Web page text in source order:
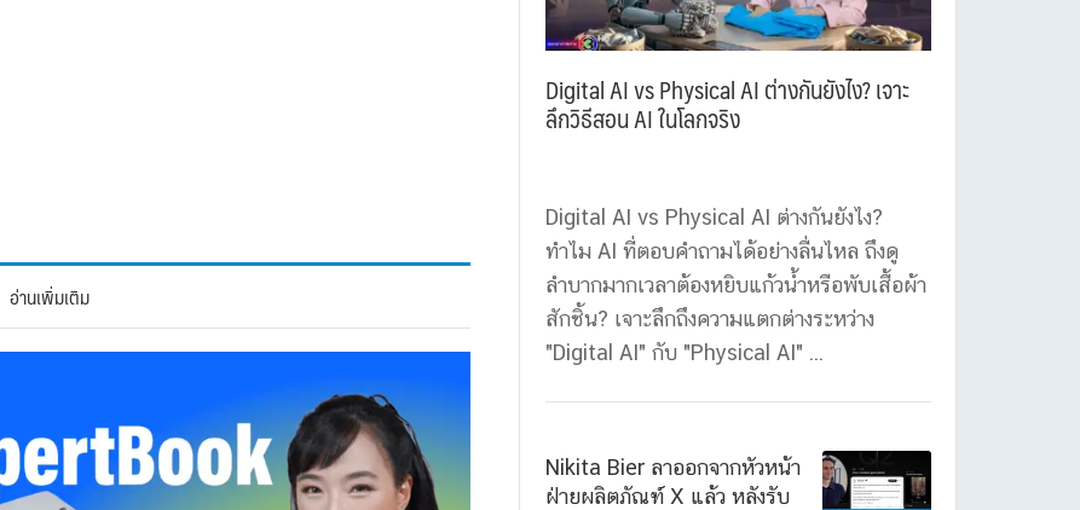
อ่านเพิ่มเติม
Digital AI vs Physical AI ต่างกันยังไง? เจาะ
ลึกวิธีสอน AI ในโลกจริง
Digital AI vs Physical AI ต่างกันยังไง?
ทำไม AI ที่ตอบคำถามได้อย่างลื่นไหล ถึงดู
ลำบากมากเวลาต้องหยิบแก้วน้ำหรือพับเสื้อผ้า
สักชิ้น? เจาะลึกถึงความแตกต่างระหว่าง
"Digital AI" กับ "Physical AI" ...
Nikita Bier ลาออกจากหัวหน้า
ฝ่ายผลิตภัณฑ์ X แล้ว หลังรับ